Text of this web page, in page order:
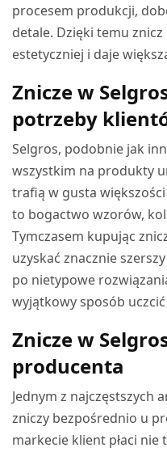
procesem produkcji,
detale. Dzięki temu znicz
estetyczniej i daje
Znicze w
potrzeby
Selgros, podobnie jak
wszystkim na produkty
trafią w gusta
to bogactwo wzorów,
Tymczasem kupując
uzyskać znacznie
po nietypowe
wyjątkowy sposób
Znicze w
producenta
Jednym z najczęstszych
zniczy bezpośrednio u
markecie klient płaci nie